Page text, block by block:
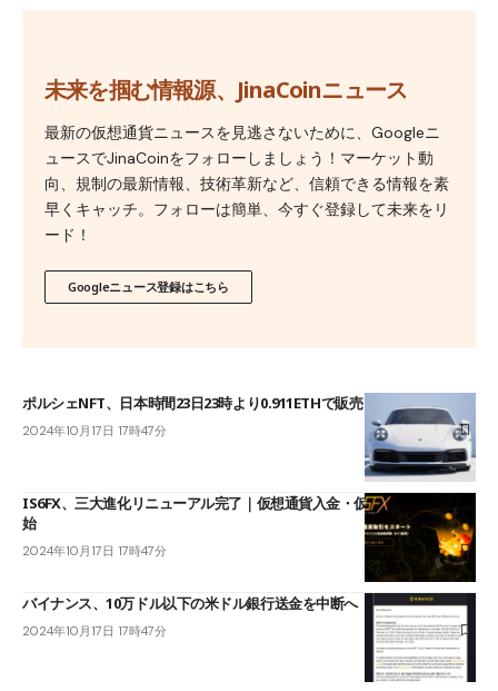
未来を掴む情報源、JinaCoinニュース
最新の仮想通貨ニュースを見逃さないために、Googleニ
ュースでJinaCoinをフォローしましょう！マーケット動
向、規制の最新情報、技術革新など、信頼できる情報を素
早くキャッチ。フォローは簡単、今すぐ登録して未来をリ
ード！
Googleニュース登録はこちら
ポルシェNFT、日本時間23日23時より0.911ETHで販売
2024年10月17日 17時47分
IS6FX、三大進化リニューアル完了｜仮想通貨入金・仮想通貨取引を開
始
2024年10月17日 17時47分
バイナンス、10万ドル以下の米ドル銀行送金を中断へ
2024年10月17日 17時47分